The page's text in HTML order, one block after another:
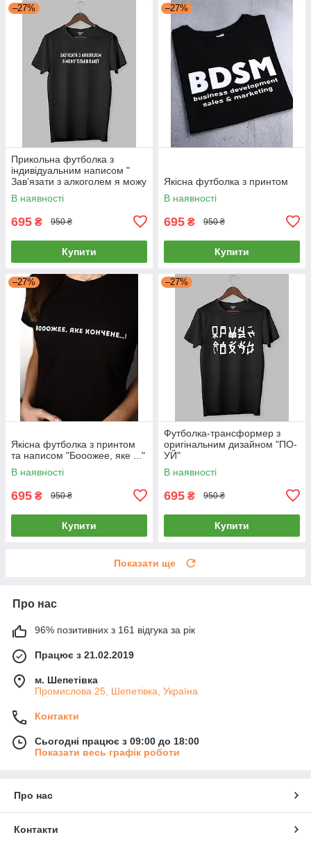
–27%
Прикольна футболка з
індивідуальним написом "
Завʼязати з алкоголем я можу
тільки пакет"
В наявності
695 ₴ 950 ₴
Купити
–27%
Якісна футболка з принтом
В наявності
695 ₴ 950 ₴
Купити
–27%
Якісна футболка з принтом
та написом "Бооожее, яке ..."
В наявності
695 ₴ 950 ₴
Купити
–27%
Футболка-трансформер з
оригінальним дизайном "ПО-
УЙ"
В наявності
695 ₴ 950 ₴
Купити
Показати ще
Про нас
96% позитивних з 161 відгука за рік
Працює з 21.02.2019
м. Шепетівка
Промислова 25, Шепетівка, Україна
Контакти
Сьогодні працює з 09:00 до 18:00
Показати весь графік роботи
Про нас
Контакти